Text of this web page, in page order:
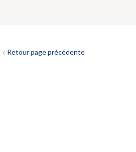
Retour page précédente